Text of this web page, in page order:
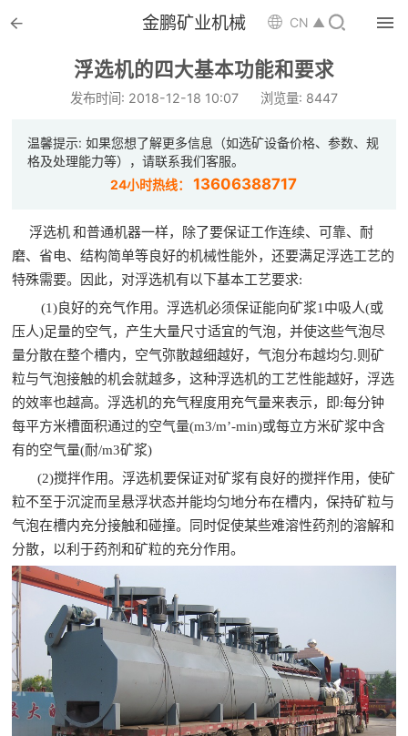
 金鹏矿业机械 CN ▲ 
浮选机的四大基本功能和要求
发布时间: 2018-12-18 10:07 浏览量: 8447
温馨提示: 如果您想了解更多信息（如选矿设备价格、参数、规
格及处理能力等），请联系我们客服。
24小时热线：13606388717
浮选机 和普通机器一样，除了要保证工作连续、可靠、耐
磨、省电、结构简单等良好的机械性能外，还要满足浮选工艺的
特殊需要。因此，对浮选机有以下基本工艺要求:
(1)良好的充气作用。浮选机必须保证能向矿浆1中吸人(或
压人)足量的空气，产生大量尺寸适宜的气泡，并使这些气泡尽
量分散在整个槽内，空气弥散越细越好，气泡分布越均匀.则矿
粒与气泡接触的机会就越多，这种浮选机的工艺性能越好，浮选
的效率也越高。浮选机的充气程度用充气量来表示，即:每分钟
每平方米槽面积通过的空气量(m3/m’-min)或每立方米矿浆中含
有的空气量(耐/m3矿浆)
(2)搅拌作用。浮选机要保证对矿浆有良好的搅拌作用，使矿
粒不至于沉淀而呈悬浮状态并能均匀地分布在槽内，保持矿粒与
气泡在槽内充分接触和碰撞。同时促使某些难溶性药剂的溶解和
分散，以利于药剂和矿粒的充分作用。
 首页
 选矿设备
 配件耗材

 选矿总包
 案例中心
 服务体系
 新闻中心
 矿山设计院
 关于金鹏
 联系我们